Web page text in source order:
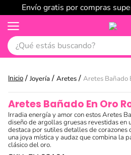
Envío gratis por compras
¿Qué estás buscando?
Joyería Aretes Aretes Bañado
Aretes Bañado En Oro
Irradia energía y amor con estos Aretes
diseño de argollas gruesas revestidas en
destaca por sutiles detalles de corazones
una joya mística y audaz que combina la
clásico del oro.